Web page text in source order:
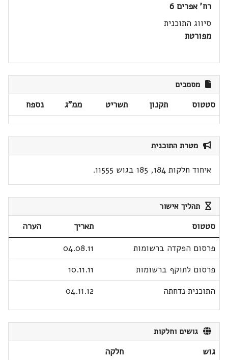
רח' אפרים 6
סיווג התוכנית
מפורטת
מסמכים
סטטוס תקנון תשריט ממ"ג נספח
מטרת התוכנית
איחוד חלקות 184, 185 בגוש 11555.
תהליך אישור
סטטוס תאריך
הערה
פרסום הפקדה ברשומות
04.08.11
פרסום לתוקף ברשומות
10.11.11
התוכנית נדחתה
04.11.12
גושים וחלקות
גוש חלקה